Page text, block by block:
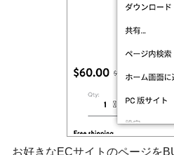
お好きなECサイトのページを